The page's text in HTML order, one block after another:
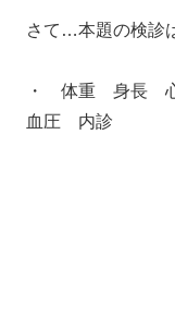
さて…本題の検診
・ 体重 身長
血圧 内診